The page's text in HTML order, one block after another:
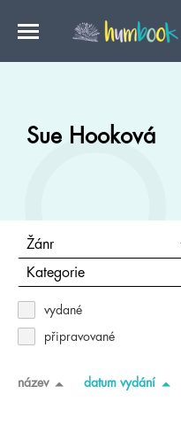
Sue Hooková
Žánr
Kategorie
vydané
připravované
název datum vydání